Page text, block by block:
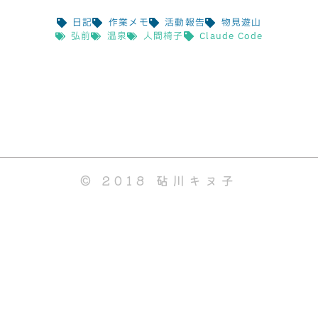
日記 作業メモ 活動報告
物見遊山
弘前
温泉 人間椅子 Claude Code
© 2018 砧川キヌ子